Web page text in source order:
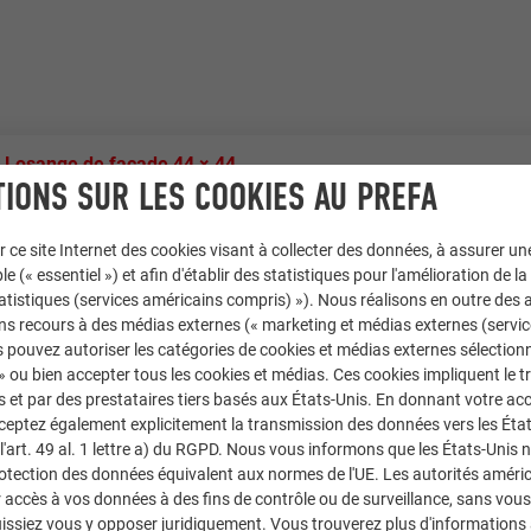
Losange de façade 44 × 44
Helfrich
Szig-Bád Kft; Pilisi Pléh-Boy Kft.; Árpád Bagyinka;
SUR LES COOKIES AU PREFA
ce site Internet des cookies visant à collecter des données, à assurer
(« essentiel ») et afin d'établir des statistiques pour l'amélioration de
(services américains compris) »). Nous réalisons en outre des
recours à des médias externes (« marketing et médias externes
pouvez autoriser les catégories de cookies et médias externes
ou bien accepter tous les cookies et médias. Ces cookies impliquent le
et par des prestataires tiers basés aux États-Unis. En donnant votre
également explicitement la transmission des données vers les
49 al. 1 lettre a) du RGPD. Nous vous informons que les États-Unis
des données équivalent aux normes de l'UE. Les autorités
à vos données à des fins de contrôle ou de surveillance, sans
vous y opposer juridiquement. Vous trouverez plus d'informations